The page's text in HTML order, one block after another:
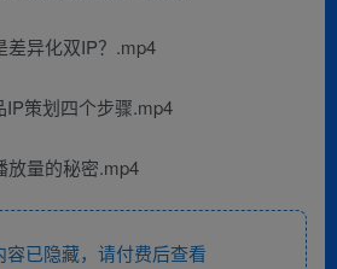
差异化双IP？.mp4
IP策划四个步骤.mp4
放量的秘密.mp4
已隐藏，请付费后查看